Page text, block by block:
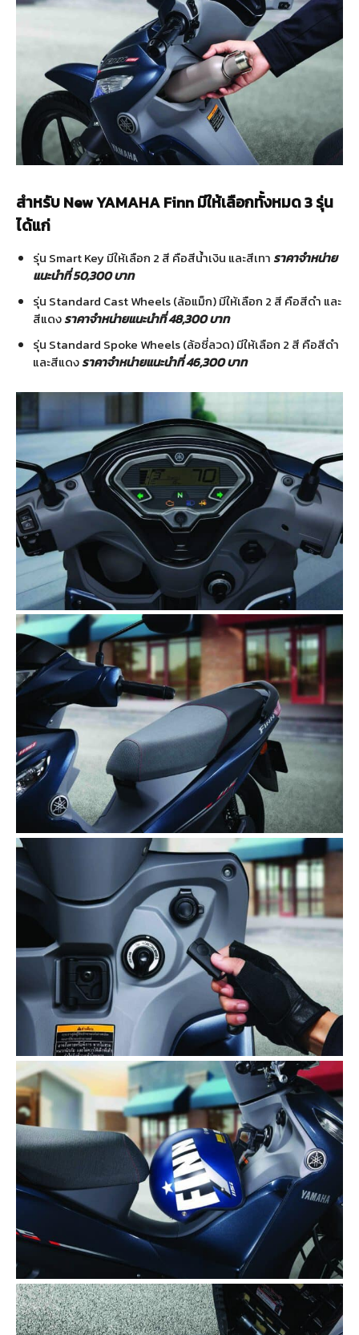
สำหรับNew YAMAHA Finnมีให้เลือกทั้งหมด3รุ่น
ได้แก่
รุ่น Smart Keyมีให้เลือก 2 สี คือสีน้ำเงิน และสีเทาราคาจำหน่าย
แนะนำที่50,300บาท
รุ่น Standard Cast Wheels (ล้อแม็ก)มีให้เลือก 2 สี คือสีดำ และ
สีแดงราคาจำหน่ายแนะนำที่48,300บาท
รุ่น Standard Spoke Wheels (ล้อซี่ลวด)มีให้เลือก 2 สี คือสีดำ
และสีแดงราคาจำหน่ายแนะนำที่46,300 บาท